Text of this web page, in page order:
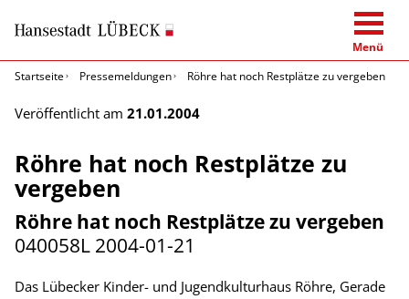
Menü
Startseite
Pressemeldungen Röhre hat noch Restplätze zu vergeben
Veröffentlicht am 21.01.2004
Röhre hat noch Restplätze zu
vergeben
Röhre hat noch Restplätze zu vergeben
040058L 2004-01-21
Das Lübecker Kinder- und Jugendkulturhaus Röhre, Gerade